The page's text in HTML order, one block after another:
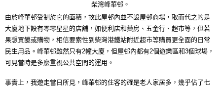
柴灣峰華邨。
由於峰華邨受制於它的面積，故此屋邨內並不設屋邨商場，取而代之的是
大廈地下設有零零星星的店舖，如便利店和藥房、五金行、超市等，但若
果想買餸或購物，相信要索性到柴灣港鐵站附近超市等購買更全面的日常
民生用品。峰華邨雖然只有2幢大廈，但屋邨內都有2個遊樂區和3個球場，
可見當時是多麼重視公共空間的運用。
事實上，我遊走當日所見，峰華邨的住客的確是老人家居多，幾乎佔了七